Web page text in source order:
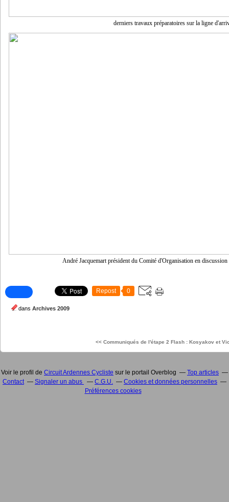
derniers travaux préparatoires sur la ligne
André Jacquemart président du Comité d'Organisation en
Repost 0
dans Archives 2009
<< Communiqués de l'étape 2 Flash : Kosyakov et
Voir le profil de Circuit Ardennes Cycliste sur le portail Overblog
Top articles
Contact
Signaler un abus C.G.U.
Cookies et données personnelles
Préférences cookies